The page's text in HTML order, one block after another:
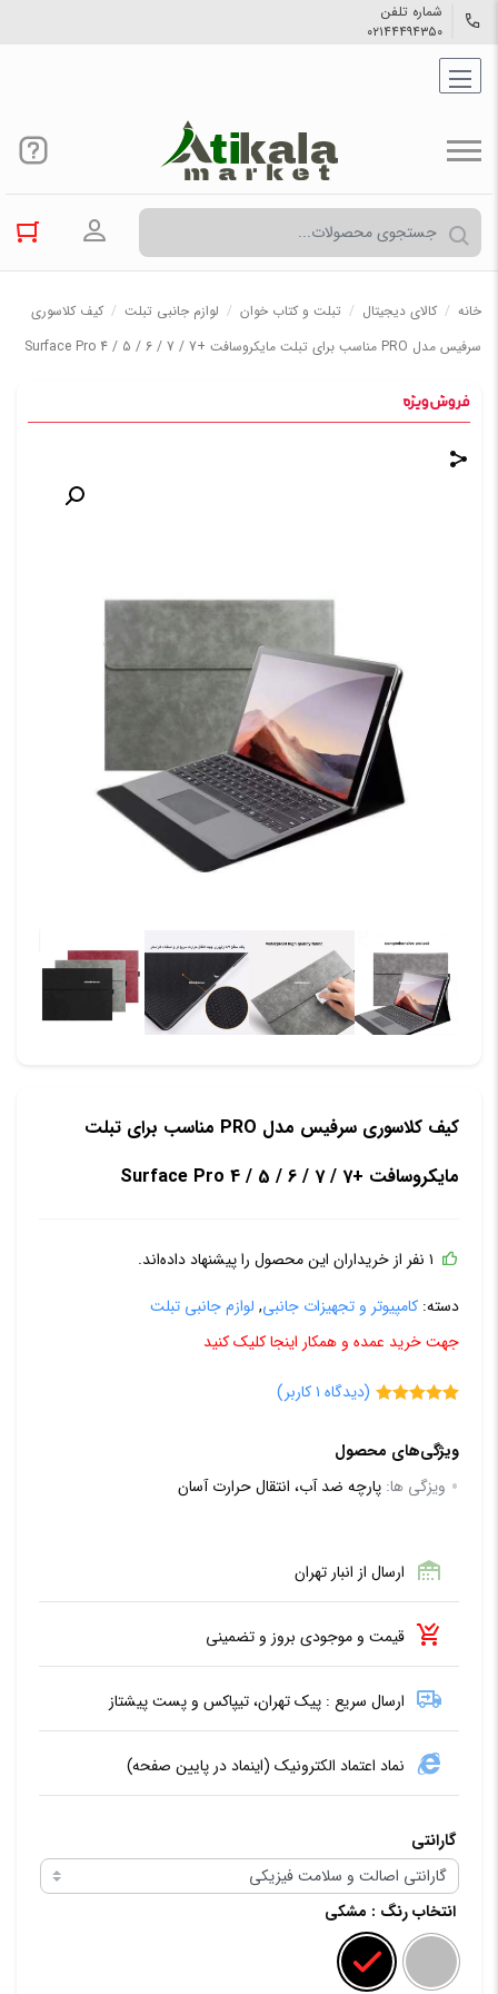
شماره تلفن
۰۲۱۴۴۴۹۴۳۵۰
ورود به
خانه / کالاي دیجیتال / تبلت و کتاب خوان / لوازم جانبی تبلت / کیف کلاسوری
سرفیس مدل PRO مناسب برای تبلت مایکروسافت +7 / 7 / Surface Pro 4 / 5 / 6
کیف کلاسوری سرفیس مدل PRO مناسب برای تبلت
مایکروسافت +7 / 7 / Surface Pro 4 / 5 / 6
۱ نفر از خریداران این محصول را پیشنهاد داده‌اند.
دسته: کامپیوتر و تجهیزات جانبی, لوازم جانبی تبلت
جهت خرید عمده و همکار اینجا کلیک کنید
امتیازدهی
مشتری
(دیدگاه ۱کاربر)
ویژگی‌های محصول
ویزگی ها: پارچه ضد آب، انتقال حرارت آسان
ارسال از انبار تهران
قیمت و موجودی بروز و تضمینی
ارسال سریع : پیک تهران، تیپاکس و پست پیشتاز
نماد اعتماد الکترونیک (اینماد در پایین صفحه)
گارانتی
انتخاب رنگ : مشکی